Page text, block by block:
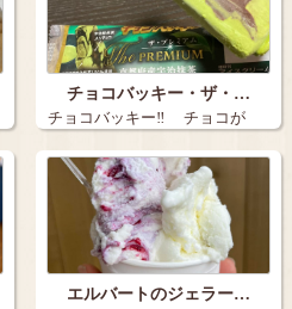
チョコバッキー・ザ・…
チョコバッキー‼️ チョコが
バキ…
エルバートのジェラー…